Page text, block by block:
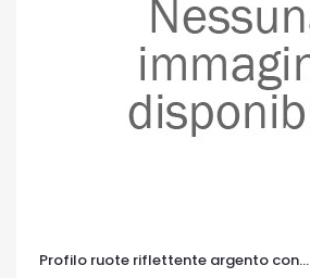
Profilo ruote riflettente argento con...